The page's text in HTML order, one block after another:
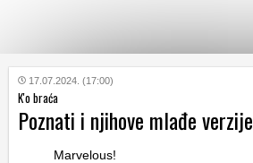
KATEGORIJE
HRVATSKI
17.07.2024. (17:00)
K'o braća
Poznati i njihove mlađe verzije
Marvelous!